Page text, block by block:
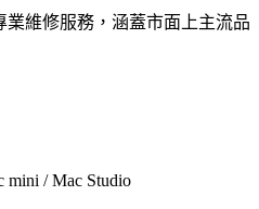
維修服務，涵蓋市面上主流品
mini / Mac Studio